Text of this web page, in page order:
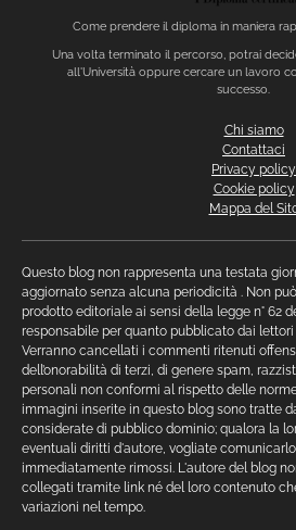
Come prendere il diploma in maniera
Una volta terminato il percorso, potrai
all'Università oppure cercare un lavoro
successo.
Chi siamo
Contattaci
Privacy policy
Cookie policy
Mappa del
Questo blog non rappresenta una testata
aggiornato senza alcuna periodicità . Non
prodotto editoriale ai sensi della legge n° 62
responsabile per quanto pubblicato dai
Verranno cancellati i commenti ritenuti
dell’onorabilità di terzi, di genere spam,
personali non conformi al rispetto delle
immagini inserite in questo blog sono tratte
considerate di pubblico dominio; qualora la
eventuali diritti d'autore, vogliate
immediatamente rimossi. L'autore del blog
collegati tramite link né del loro contenuto
variazioni nel tempo.